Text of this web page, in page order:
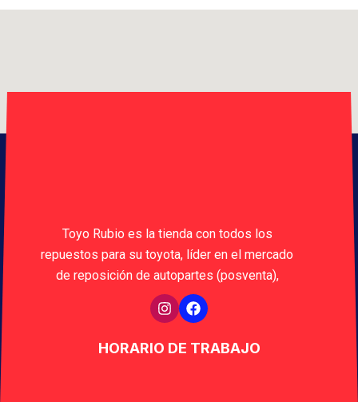
Toyo Rubio es la tienda con todos los
repuestos para su toyota, líder en el mercado
de reposición de autopartes (posventa),
HORARIO DE TRABAJO